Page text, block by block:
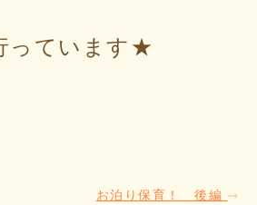
っています★
お泊り保育！ 後編